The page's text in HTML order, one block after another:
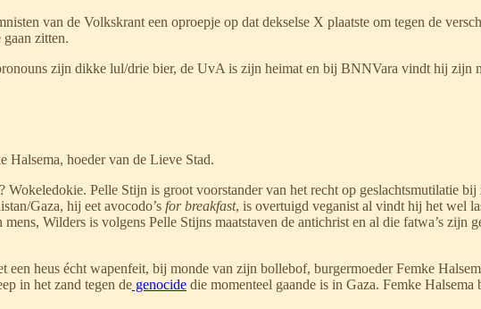
van de Volkskrant een oproepje op dat dekselse X plaatste om tegen de
zitten.
zijn dikke lul/drie bier, de UvA is zijn heimat en bij BNNVara vindt hij zijn
Halsema, hoeder van de Lieve Stad.
Wokeledokie. Pelle Stijn is groot voorstander van het recht op geslachtsmutilatie
Gaza, hij eet avocodo’s for breakfast, is overtuigd veganist al vindt hij het wel
Wilders is volgens Pelle Stijns maatstaven de antichrist en al die fatwa’s
heus écht wapenfeit, bij monde van zijn bollebof, burgermoeder Femke
in het zand tegen de genocide die momenteel gaande is in Gaza. Femke